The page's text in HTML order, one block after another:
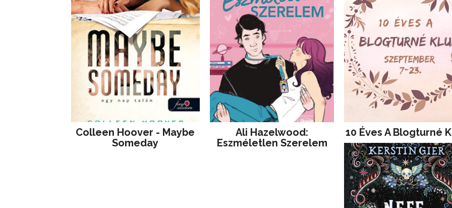
Colleen Hoover - Maybe
Someday
Ali Hazelwood:
Eszméletlen Szerelem
10 Éves A Blogturné